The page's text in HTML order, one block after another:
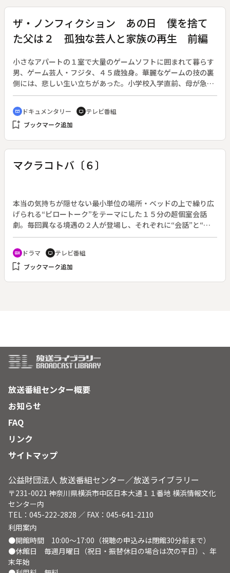
者からの支援で成り立っている。コンサートで演奏をするの
は、趣旨に賛同する、国内外で活躍するアーティストたち。患
者や家族のリクエストにこたえる形で曲を披露する。演奏中に
は普段では考えられない反応を患者が見せることもあるとい
その家族、そして演奏する側にも幸福感を与える。支え合うこ
との大切さを教えてくれる取り組みの３年間を追った。
ザ・ノンフィクション あの日 僕を捨て
た父は２ 孤独な芸人と家族の再生 前編
小さなアパートの１室で大量のゲームソフトに囲まれて暮らす
男、ゲーム芸人・フジタ、４５歳独身。華麗なゲームの技の裏
側には、悲しい生い立ちがあった。小学校入学直前、母が急死
し、父と二人きりで暮らすことになったが、父はフジタの同級
生の母親と恋仲になり、家に帰ってこなくなった。小学２年生
で始まった孤独な暮らし。自分をこんな目に遭わせる父を憎
み、その苦しさと寂しさを紛らすために、フジタはゲームに没
いフジタだったが、父は「認知症」を発症する。そして２０２
３年１月、フジタは自分を捨てた父と同居することを決めた。
問題は認知症だけではない。すでに８０歳を超えた父は、足腰
に動かない体にも関わらず、「内縁の妻」にお金を渡そうと、
目を離した隙にひとりで出掛けてしまう。そんな中、フジタの
元に父が「救急車で運ばれた」と連絡が入る。３０年以上も絶
cinematic_blur ドキュメンタリー tv テレビ番組
bookmark_add ブックマーク追加
マクラコトバ〔６〕
本当の気持ちが隠せない最小単位の場所・ベッドの上で繰り広
げられる“ピロートーク”をテーマにした１５分の超個室会話
劇。毎回異なる境遇の２人が登場し、それぞれに“会話”と“心
の声”を展開する。（２０２３年３月２１日～２８日放送、全
８回）◆第６回「間違った２人」（脚本：ニシオカ・ト・ニー
ル）。アラフォー主婦の真由美（さとう珠緒）と、パート先の
アラサー係長・西川（足立英）のワンナイト不倫。女としての
recent_actors ドラマ tv テレビ番組
bookmark_add ブックマーク追加
放送番組センター概要
お知らせ
FAQ
リンク
サイトマップ
公益財団法人 放送番組センター／放送ライブラリー
〒231-0021 神奈川県横浜市中区日本大通１１番地 横浜情報文化
センター内
TEL：045-222-2828 ／ FAX：045-641-2110
利用案内
●開館時間 10:00～17:00（視聴の申込みは閉館30分前まで）
●休館日 毎週月曜日（祝日・振替休日の場合は次の平日）、年
末年始